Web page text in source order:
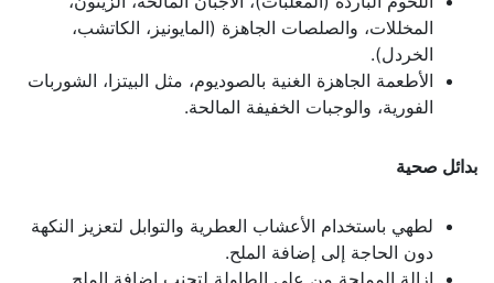
المخللات، والصلصات الجاهزة (المايونيز، الكاتشب،
الخردل).
الأطعمة الجاهزة الغنية بالصوديوم، مثل البيتزا، الشوربات
الفورية، والوجبات الخفيفة المالحة.
بدائل صحية
لطهي باستخدام الأعشاب العطرية والتوابل لتعزيز النكهة
دون الحاجة إلى إضافة الملح.